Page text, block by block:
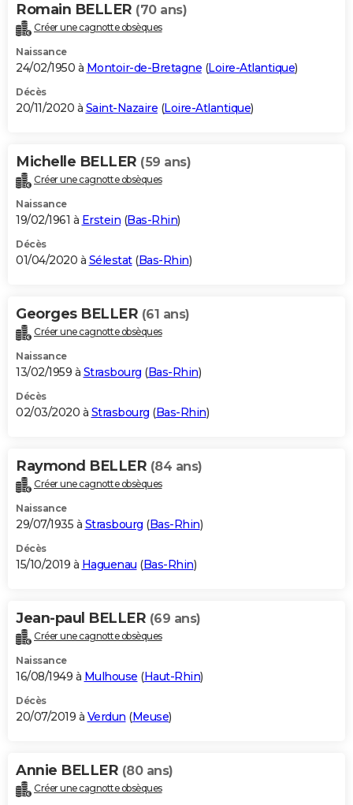
Romain BELLER (70 ans)
Créer une cagnotte obsèques
Naissance
24/02/1950 à Montoir-de-Bretagne (Loire-Atlantique)
Décès
20/11/2020 à Saint-Nazaire (Loire-Atlantique)
Michelle BELLER (59 ans)
Créer une cagnotte obsèques
Naissance
19/02/1961 à Erstein (Bas-Rhin)
Décès
01/04/2020 à Sélestat(Bas-Rhin)
Georges BELLER (61 ans)
Créer une cagnotte obsèques
Naissance
13/02/1959 à Strasbourg (Bas-Rhin)
Décès
02/03/2020 à Strasbourg (Bas-Rhin)
Raymond BELLER (84 ans)
Créer une cagnotte obsèques
Naissance
29/07/1935 à Strasbourg (Bas-Rhin)
Décès
15/10/2019 à Haguenau (Bas-Rhin)
Jean-paul BELLER (69 ans)
Créer une cagnotte obsèques
Naissance
16/08/1949 à Mulhouse (Haut-Rhin)
Décès
20/07/2019 à Verdun (Meuse)
Annie BELLER (80 ans)
Créer une cagnotte obsèques